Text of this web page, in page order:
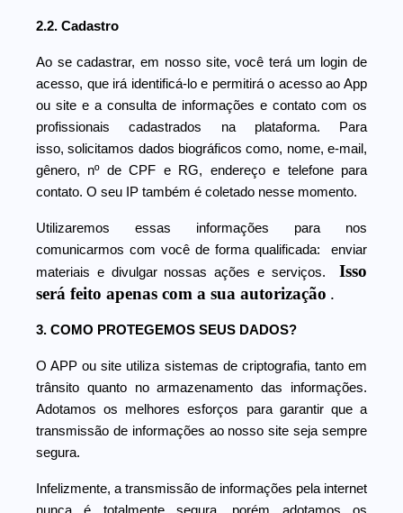
2.2. Cadastro
Ao se cadastrar, em nosso site, você terá um login de
acesso, que irá identificá-lo e permitirá o acesso ao App
ou site e a consulta de informações e contato com os
profissionais cadastrados na plataforma. Para
isso, solicitamos dados biográficos como, nome, e-mail,
gênero, nº de CPF e RG, endereço e telefone para
contato. O seu IP também é coletado nesse momento.
Utilizaremos essas informações para nos
comunicarmos com você de forma qualificada: enviar
materiais e divulgar nossas ações e serviços.
Isso
será feito apenas com a sua autorização .
3. COMO PROTEGEMOS SEUS DADOS?
O APP ou site utiliza sistemas de criptografia, tanto em
trânsito quanto no armazenamento das informações.
Adotamos os melhores esforços para garantir que a
transmissão de informações ao nosso site seja sempre
segura.
Infelizmente, a transmissão de informações pela internet